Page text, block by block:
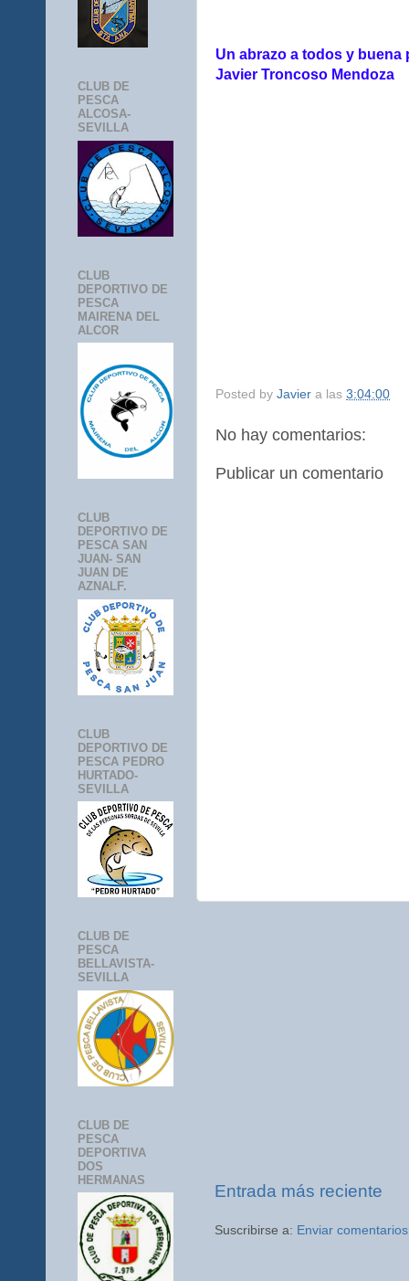
Un abrazo a todos y buena
Javier Troncoso Mendoza
Posted by Javier a las 3:04:00
No hay comentarios:
Publicar un comentario
Entrada más reciente
Suscribirse a: Enviar
CLUB DE
PESCA
ALCOSA-
SEVILLA
CLUB
DEPORTIVO DE
PESCA
MAIRENA DEL
ALCOR
CLUB
DEPORTIVO DE
PESCA SAN
JUAN- SAN
JUAN DE
AZNALF.
CLUB
DEPORTIVO DE
PESCA PEDRO
HURTADO-
SEVILLA
CLUB DE
PESCA
BELLAVISTA-
SEVILLA
CLUB DE
PESCA
DEPORTIVA
DOS
HERMANAS